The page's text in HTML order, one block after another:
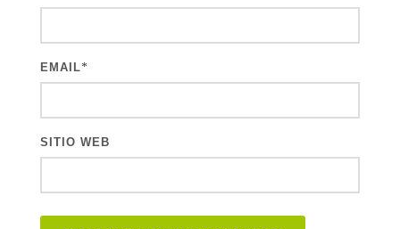
EMAIL*
SITIO WEB